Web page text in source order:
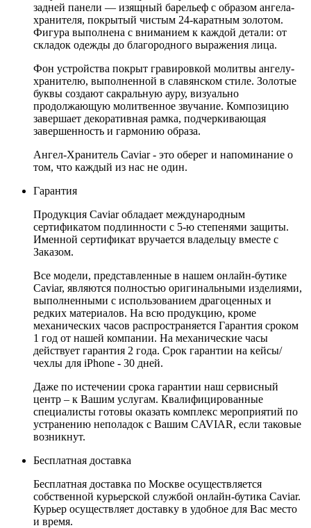
задней панели — изящный барельеф с образом ангела-
хранителя, покрытый чистым 24-каратным золотом.
Фигура выполнена с вниманием к каждой детали: от
складок одежды до благородного выражения лица.
Фон устройства покрыт гравировкой молитвы ангелу-
хранителю, выполненной в славянском стиле. Золотые
буквы создают сакральную ауру, визуально
продолжающую молитвенное звучание. Композицию
завершает декоративная рамка, подчеркивающая
завершенность и гармонию образа.
Ангел-Хранитель Caviar - это оберег и напоминание о
том, что каждый из нас не один.
Гарантия
Продукция Caviar обладает международным
сертификатом подлинности с 5-ю степенями защиты.
Именной сертификат вручается владельцу вместе с
Заказом.
Все модели, представленные в нашем онлайн-бутике
Caviar, являются полностью оригинальными изделиями,
выполненными с использованием драгоценных и
редких материалов. На всю продукцию, кроме
механических часов распространяется Гарантия сроком
1 год от нашей компании. На механические часы
действует гарантия 2 года. Срок гарантии на кейсы/
чехлы для iPhone - 30 дней.
Даже по истечении срока гарантии наш сервисный
центр – к Вашим услугам. Квалифицированные
специалисты готовы оказать комплекс мероприятий по
устранению неполадок с Вашим CAVIAR, если таковые
возникнут.
Бесплатная доставка
Бесплатная доставка по Москве осуществляется
собственной курьерской службой онлайн-бутика Caviar.
Курьер осуществляет доставку в удобное для Вас место
и время.